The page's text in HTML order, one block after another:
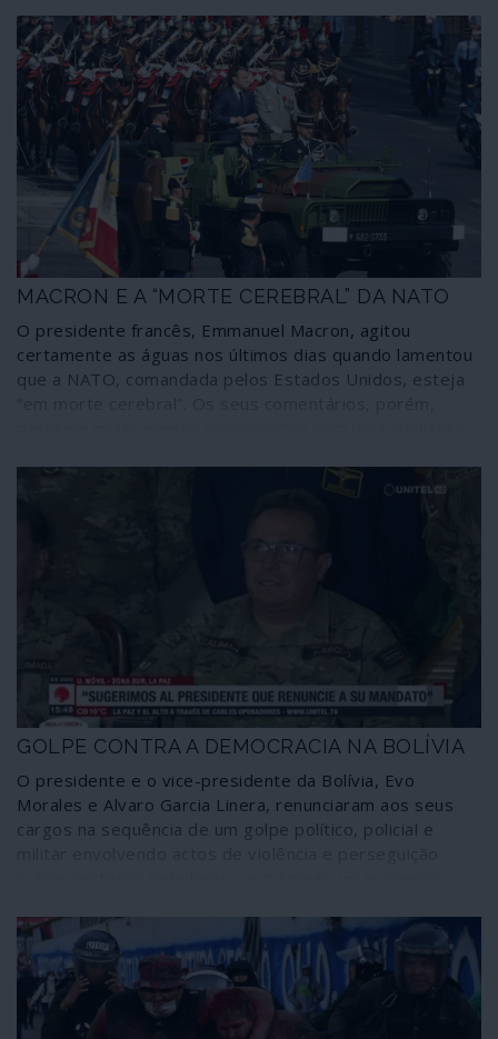
direita. O caminho para alcançar maioria parlamentar,
porém, é ainda longo e exige alguns acordos mais num
cenário caracterizado pela situação na Catalunha e pela
significativa subida eleitoral do grupo fascista Vox.
Publicamos uma importante reflexão sobre a
advertência que este facto representa, sobretudo numa
democracia que começa por estar amputada na cabeça
do Estado.
MACRON E A “MORTE CEREBRAL” DA NATO
O presidente francês, Emmanuel Macron, agitou
certamente as águas nos últimos dias quando lamentou
que a NATO, comandada pelos Estados Unidos, esteja
necessidade de autoafirmação do dirigente gaulês.
GOLPE CONTRA A DEMOCRACIA NA BOLÍVIA
O presidente e o vice-presidente da Bolívia, Evo
Morales e Alvaro Garcia Linera, renunciaram aos seus
cargos na sequência de um golpe político, policial e
legítimas, livres e democráticas. Em todo o
desenvolvimento do processo, iniciado muito antes do
acto eleitoral, estiveram sectores directamente
patrocinados pela embaixada dos Estados Unidos em La